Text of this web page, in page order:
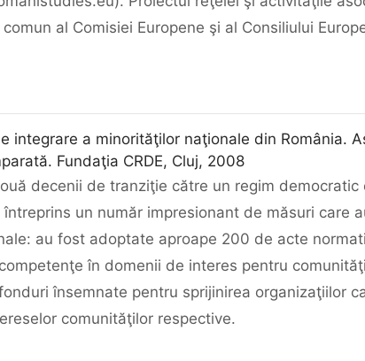
al Comisiei Europene şi al Consiliului
integrare a minorităţilor naţionale din România.
Fundaţia CRDE, Cluj, 2008
decenii de tranziţie către un regim democratic
un număr impresionant de măsuri care
au fost adoptate aproape 200 de acte
în domenii de interes pentru
însemnate pentru sprijinirea organizaţiilor
comunităţilor respective.